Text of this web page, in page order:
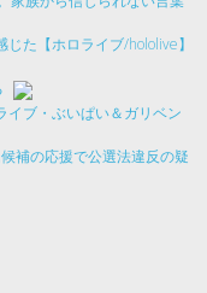
た【ホロライブ/hololive】
イブ・ぶいぱい＆ガリベン
補の応援で公選法違反の疑